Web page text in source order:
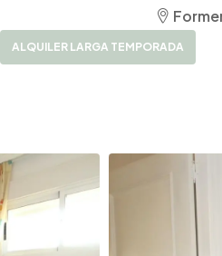
ALQUILER LARGA TEMPORADA